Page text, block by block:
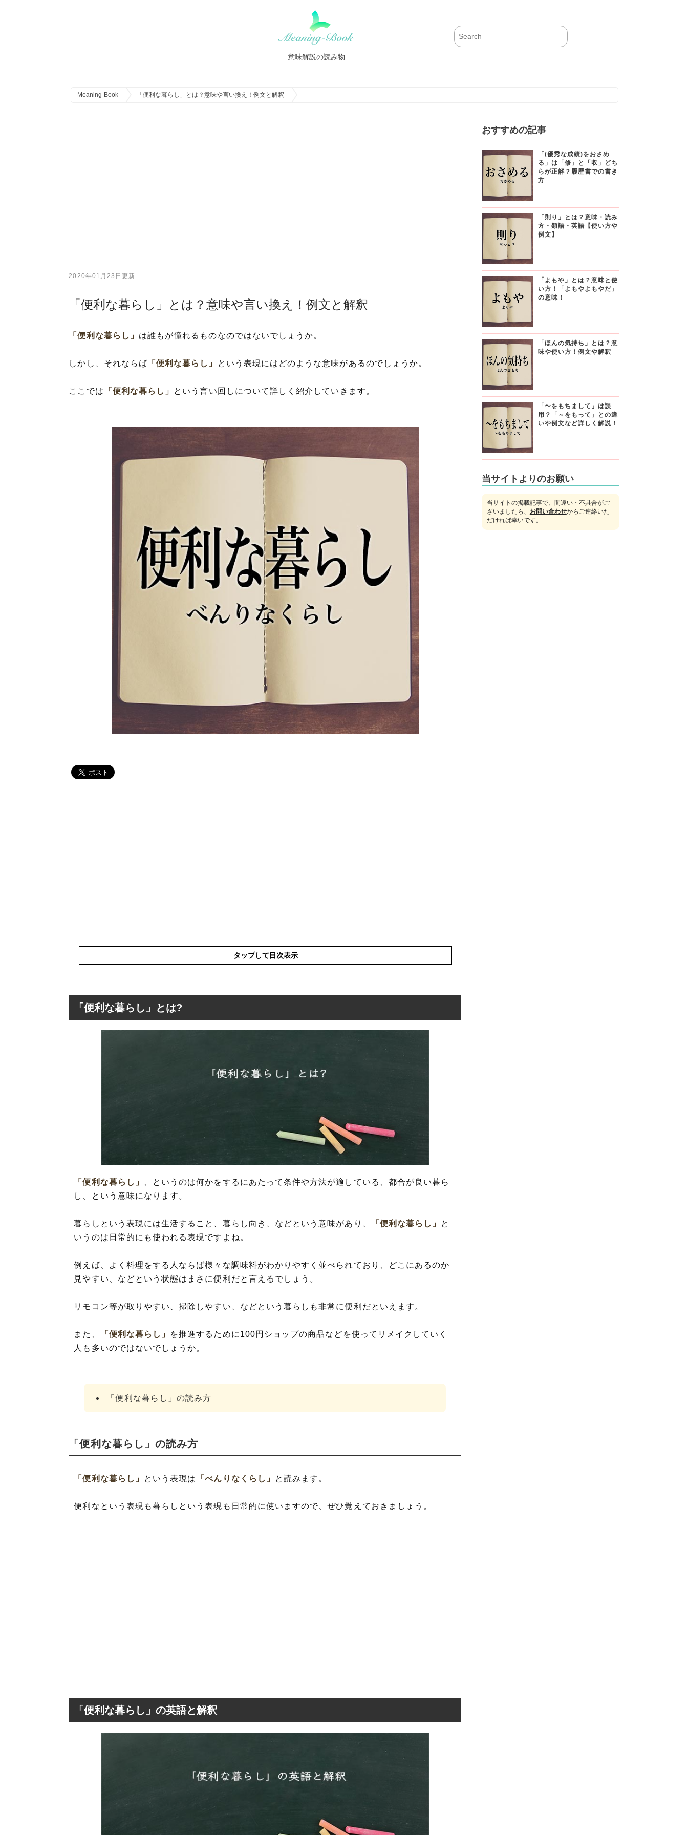
意味解説の読み物
Meaning-Book 「便利な暮らし」とは？意味や言い換え！例文と解釈
2020年01月23日更新
「便利な暮らし」とは？意味や言い換え！例文と解釈
「便利な暮らし」 は誰もが憧れるものなのではないでしょうか。
しかし、それならば 「便利な暮らし」 という表現にはどのような意味があるのでしょうか。
ここでは 「便利な暮らし」 という言い回しについて詳しく紹介していきます。
タップして目次表示
「便利な暮らし」の英語と解釈
「便利な暮らし」を使った例文と意味を解釈
「便利な暮らし」の類語や類義語・言い換え
「便利な暮らし」とは?
「便利な暮らし」
、というのは何かをするにあたって条件や方法が適している、都合が良い暮ら
し、という意味になります。
暮らしという表現には生活すること、暮らし向き、などという意味があり、 「便利な暮らし」
と
いうのは日常的にも使われる表現ですよね。
例えば、よく料理をする人ならば様々な調味料がわかりやすく並べられており、どこにあるのか
見やすい、などという状態はまさに便利だと言えるでしょう。
リモコン等が取りやすい、掃除しやすい、などという暮らしも非常に便利だといえます。
また、 「便利な暮らし」
を推進するために100円ショップの商品などを使ってリメイクしていく
人も多いのではないでしょうか。
「便利な暮らし」の読み方
「便利な暮らし」の読み方
「便利な暮らし」 という表現は 「べんりなくらし」 と読みます。
便利なという表現も暮らしという表現も日常的に使いますので、ぜひ覚えておきましょう。
「便利な暮らし」の英語と解釈
おすすめの記事
「(優秀な成績)をおさめ
る」は「修」と「収」どち
らが正解？履歴書での書き
方
「則り」とは？意味・読み
方・類語・英語【使い方や
例文】
「よもや」とは？意味と使
い方！「よもやよもやだ」
の意味！
「ほんの気持ち」とは？意
味や使い方！例文や解釈
「〜をもちまして」は誤
用？「～をもって」との違
いや例文など詳しく解説！
当サイトよりのお願い
当サイトの掲載記事で、間違い・不具合がご
ざいましたら、 お問い合わせからご連絡いた
だければ幸いです。